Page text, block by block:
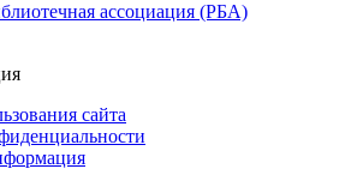
ассоциация (РБА)
сайта